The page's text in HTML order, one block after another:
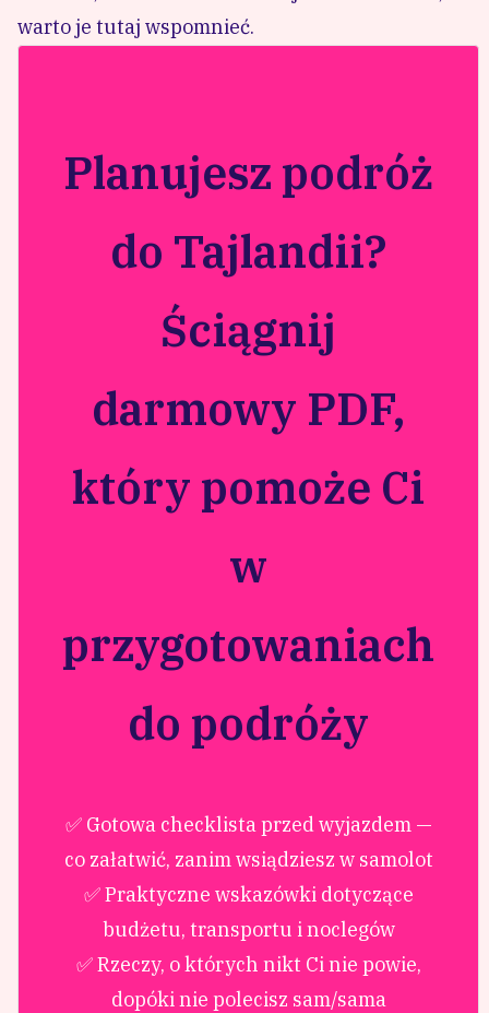
warto je tutaj wspomnieć.
Planujesz podróż
do Tajlandii?
Ściągnij
darmowy PDF,
który pomoże Ci
w
przygotowaniach
do podróży
✅ Gotowa checklista przed wyjazdem —
co załatwić, zanim wsiądziesz w samolot
✅ Praktyczne wskazówki dotyczące
budżetu, transportu i noclegów
✅ Rzeczy, o których nikt Ci nie powie,
dopóki nie polecisz sam/sama